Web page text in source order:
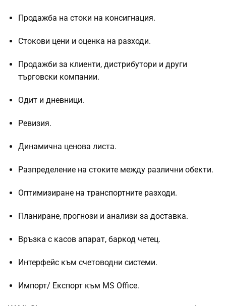
Продажба на стоки на консигнация.
Стокови цени и оценка на разходи.
Продажби за клиенти, дистрибутори и други
търговски компании.
Одит и дневници.
Ревизия.
Динамична ценова листа.
Разпределение на стоките между различни обекти.
Оптимизиране на транспортните разходи.
Планиране, прогнози и анализи за доставка.
Връзка с касов апарат, баркод четец.
Интерфейс към счетоводни системи.
Импорт/ Експорт към MS Office.